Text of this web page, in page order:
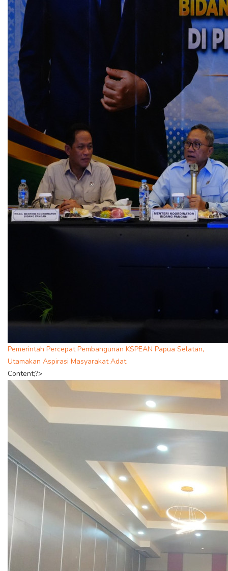
Pemerintah Percepat Pembangunan KSPEAN Papua Selatan,
Utamakan Aspirasi Masyarakat Adat
Content;?>